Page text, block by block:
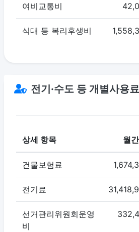
여비교통비
식대 등 복리후생비
전기·수도 등 개별사용
상세 항목 월
건물보험료
전기료
선거관리위원회운영
비